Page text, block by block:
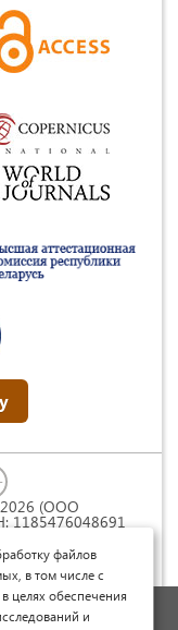
2026 (ООО
1185476048691
данных
файлов
в том числе с
целях обеспечения
и